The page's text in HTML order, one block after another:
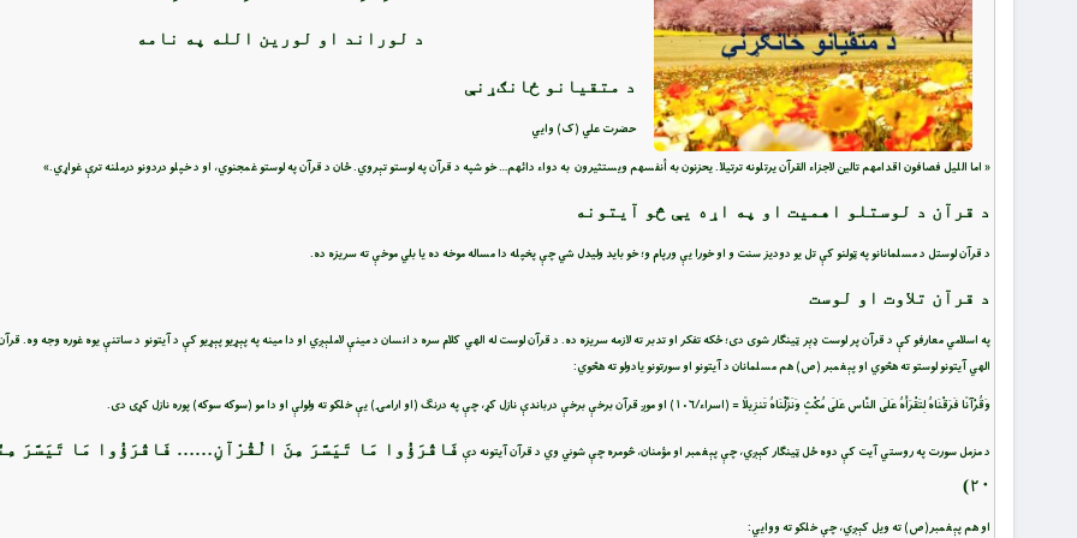
د لوراند او لورین الله په نامه
د متقیانو ځانګړنې
حضرت علي (ک) وايي
« اما الليل فصافون اقدامهم تالين لاجزاء القرآن يرتلونه ترتيلا. يحزنون به أنفسهم ويستثيرون به دواء دائهم… خو شپه د قرآن په لوستو تېروي. ځان د قرآن په لوستو غمجنوي، او د خپلو دردونو درملنه ترې غواړي.»
د قرآن د لوستلو اهمیت او په اړه یې څو آیتونه
د قرآن لوستل د مسلمانانو په ټولنو کې تل یو دودیز سنت و او خورا یې ورپام و؛ خو باید ولیدل شي چې پخپله دا مساله موخه ده يا بلي موخې ته سريزه ده.
د قرآن تلاوت او لوست
په اسلامي معارفو کې د قرآن پر لوست ډېر ټينګار شوی دی؛ ځکه تفکر او تدبر ته لازمه سريزه ده. د قرآن لوست له الهي کلام سره د انسان د مينې لاملېږي او دا مينه په پېړيو پېړيو کې د آيتونو د ساتنې يوه غوره وجه وه.
الهي آيتونو لوستو ته هڅوي او پېغمبر (ص) هم مسلمانان د آيتونو او سورتونو يادولو ته هڅوي:
وَقُرْآنًا فَرَقْنَاهُ لِتَقْرَأَهُ عَلَى النَّاسِ عَلَى مُكْثٍ وَنَزَّلْنَاهُ تَنزِيلًا = (اسراء/۱۰۶) او موږ قرآن برخې برخې درباندې نازل كړ، چې په درنګ (او ارامۍ) یې خلكو ته ولولې او دا مو (سوکه سوکه) پوره نازل كړى دى.
د مزمل سورت په روستي آيت کې دوه ځل ټينګار کېږي، چې پېغمبر او مؤمنان، څومره چې شوني وي د قرآن آيتونه دې فَاقْرَؤُوا مَا تَيَسَّرَ مِنَ الْقُرْآنِ…… فَاقْرَؤُوا مَا تَيَسَّرَ
۲۰)
او هم پېغمبر(ص) ته ويل کېږي، چې خلکو ته ووايي: